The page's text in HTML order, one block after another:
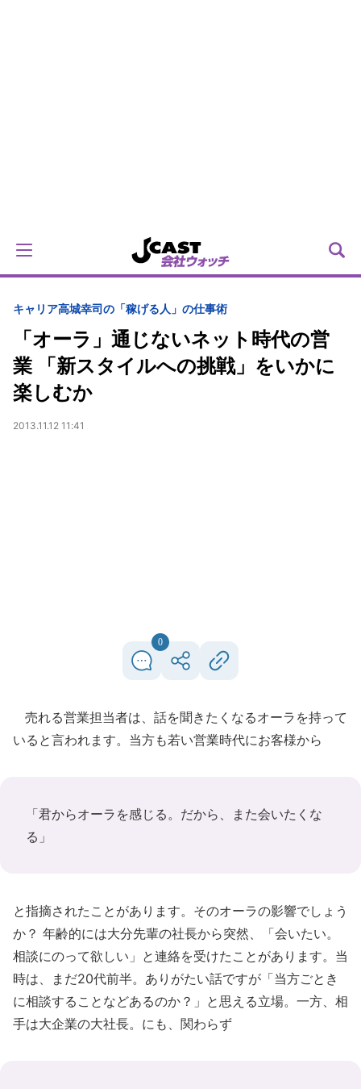
キャリア高城幸司の「稼げる人」の仕事術
「オーラ」通じないネット時代の営
業 「新スタイルへの挑戦」をいかに
楽しむか
2013.11.12 11:41
0
売れる営業担当者は、話を聞きたくなるオーラを持って
いると言われます。当方も若い営業時代にお客様から
「君からオーラを感じる。だから、また会いたくな
る」
と指摘されたことがあります。そのオーラの影響でしょう
か？ 年齢的には大分先輩の社長から突然、「会いたい。
相談にのって欲しい」と連絡を受けたことがあります。当
時は、まだ20代前半。ありがたい話ですが「当方ごとき
に相談することなどあるのか？」と思える立場。一方、相
手は大企業の大社長。にも、関わらず